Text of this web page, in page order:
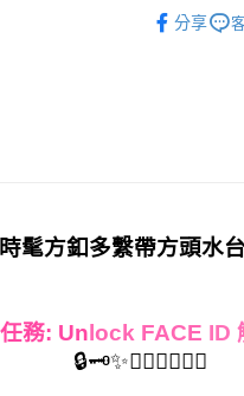
𝐌𝐔𝐒𝐓
分享
髦方釦多繫帶方頭水
務: Unlock FACE ID
🔒🗝️✨🤦‍♀️🙋‍♀️🤷‍♀️